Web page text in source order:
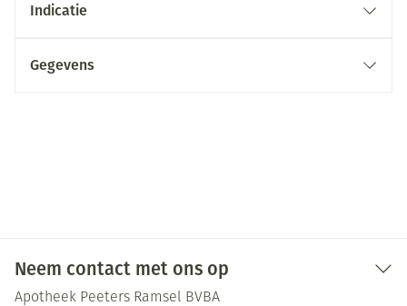
Indicatie
Gegevens
Neem contact met ons op
Apotheek Peeters Ramsel BVBA